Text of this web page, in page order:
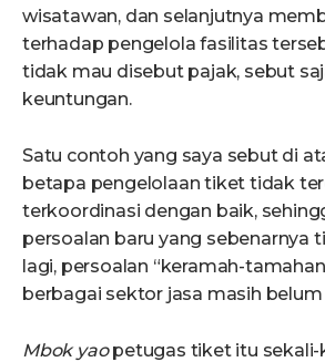
wisatawan, dan selanjutnya
terhadap pengelola fasilitas
tidak mau disebut pajak, sebut
keuntungan.
Satu contoh yang saya sebut di
betapa pengelolaan tiket tidak
terkoordinasi dengan baik,
persoalan baru yang sebenarnya
lagi, persoalan “keramah-
berbagai sektor jasa masih
Mbok yaopetugas tiket itu sekali-